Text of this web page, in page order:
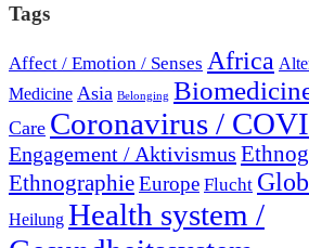
Tags
Affect / Emotion / Senses Africa
Medicine Asia Belonging
Care Coronavirus /
Engagement / Aktivismus
EthnographieEurope Flucht
Heilung Health system /